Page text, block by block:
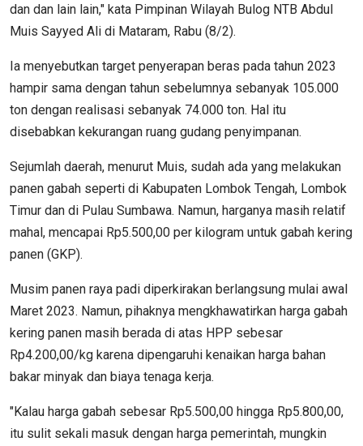
dan dan lain lain," kata Pimpinan Wilayah Bulog NTB Abdul
Muis Sayyed Ali di Mataram, Rabu (8/2).
Ia menyebutkan target penyerapan beras pada tahun 2023
hampir sama dengan tahun sebelumnya sebanyak 105.000
ton dengan realisasi sebanyak 74.000 ton. Hal itu
disebabkan kekurangan ruang gudang penyimpanan.
Sejumlah daerah, menurut Muis, sudah ada yang melakukan
panen gabah seperti di Kabupaten Lombok Tengah, Lombok
Timur dan di Pulau Sumbawa. Namun, harganya masih relatif
mahal, mencapai Rp5.500,00 per kilogram untuk gabah kering
panen (GKP).
Musim panen raya padi diperkirakan berlangsung mulai awal
Maret 2023. Namun, pihaknya mengkhawatirkan harga gabah
kering panen masih berada di atas HPP sebesar
Rp4.200,00/kg karena dipengaruhi kenaikan harga bahan
bakar minyak dan biaya tenaga kerja.
"Kalau harga gabah sebesar Rp5.500,00 hingga Rp5.800,00,
itu sulit sekali masuk dengan harga pemerintah, mungkin